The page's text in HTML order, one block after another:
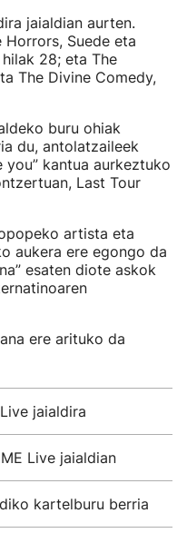
jaialdian aurten.
Horrors, Suede eta
28; eta The
The Divine Comedy,
buru ohiak
du, antolatzaileek
you” kantua aurkeztuko
Last Tour
artista eta
aukera ere egongo da
esaten diote askok
ere arituko da
jaialdira
Live jaialdian
kartelburu berria